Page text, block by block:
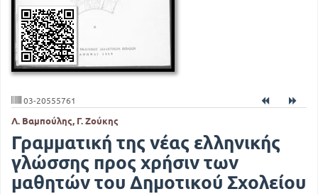
03-20555761
Λ. Βαμπούλης, Γ. Ζούκης
Γραμματική της νέας ελληνικής
γλώσσης προς χρήσιν των
μαθητών του Δημοτικού Σχολείου